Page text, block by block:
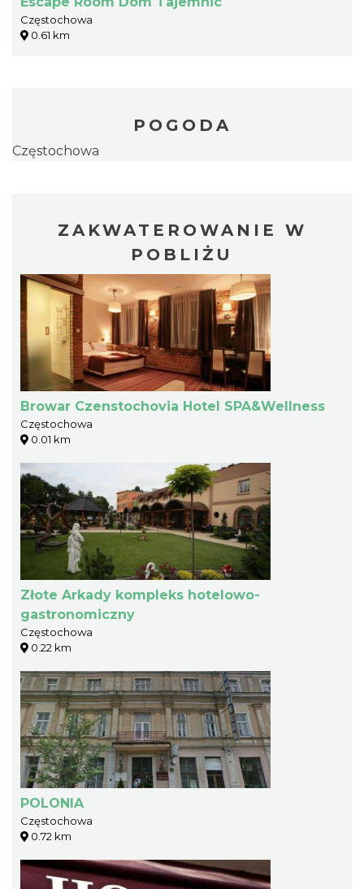
Częstochowa
0.61 km
POGODA
Częstochowa
ZAKWATEROWANIE W
POBLIŻU
Browar Czenstochovia Hotel SPA&Wellness
Częstochowa
0.01 km
Złote Arkady kompleks hotelowo-
gastronomiczny
Częstochowa
0.22 km
POLONIA
Częstochowa
0.72 km